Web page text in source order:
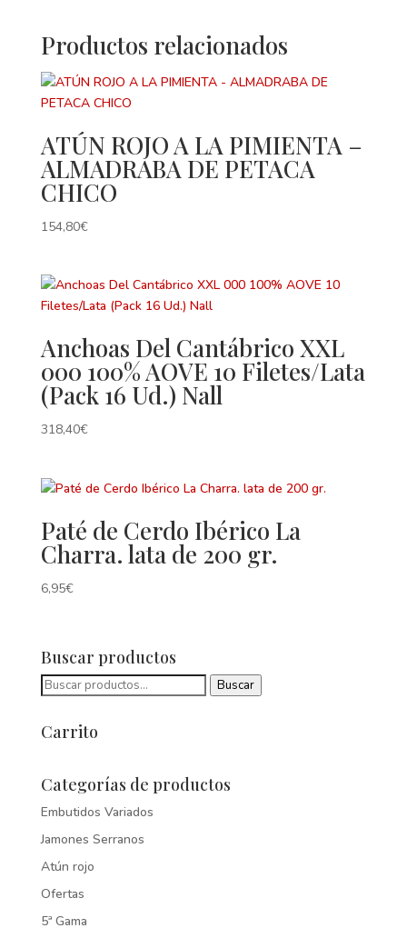
Productos relacionados
ATÚN ROJO A LA PIMIENTA –
ALMADRABA DE PETACA
CHICO
154,80€
Anchoas Del Cantábrico XXL
000 100% AOVE 10 Filetes/Lata
(Pack 16 Ud.) Nall
318,40€
Paté de Cerdo Ibérico La
Charra. lata de 200 gr.
6,95€
Buscar productos
Buscar
Buscar
Carrito
Categorías de productos
Embutidos Variados
Jamones Serranos
Atún rojo
Ofertas
5ª Gama